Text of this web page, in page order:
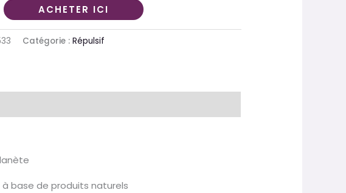
ACHETER ICI
Catégorie : Répulsif
base de produits naturels